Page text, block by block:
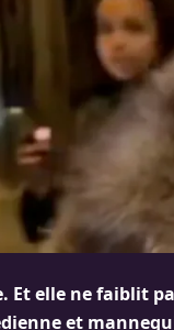
Et elle ne faiblit
et